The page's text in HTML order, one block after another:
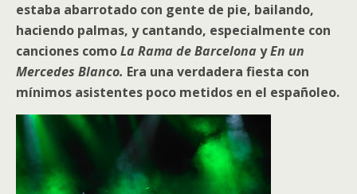
estaba abarrotado con gente de pie, bailando,
haciendo palmas, y cantando, especialmente con
canciones comoLa Rama de Barcelona yEn un
Mercedes Blanco. Era una verdadera fiesta con
mínimos asistentes poco metidos en el españoleo.